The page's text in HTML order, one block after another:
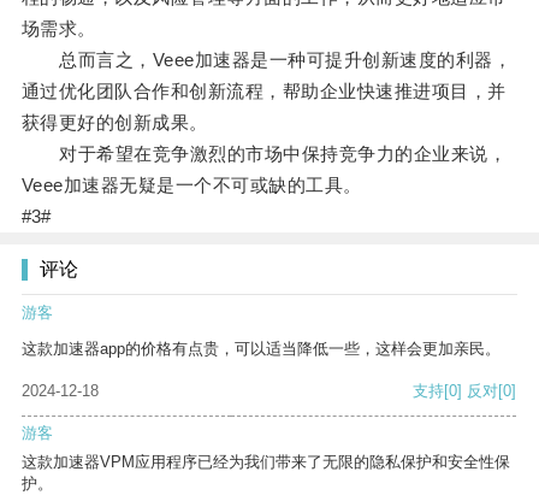
场需求。
总而言之，Veee加速器是一种可提升创新速度的利器，
通过优化团队合作和创新流程，帮助企业快速推进项目，并
获得更好的创新成果。
对于希望在竞争激烈的市场中保持竞争力的企业来说，
Veee加速器无疑是一个不可或缺的工具。
#3#
评论
游客
这款加速器app的价格有点贵，可以适当降低一些，这样会更加亲民。
2024-12-18 支持[0] 反对[0]
游客
这款加速器VPM应用程序已经为我们带来了无限的隐私保护和安全性保
护。